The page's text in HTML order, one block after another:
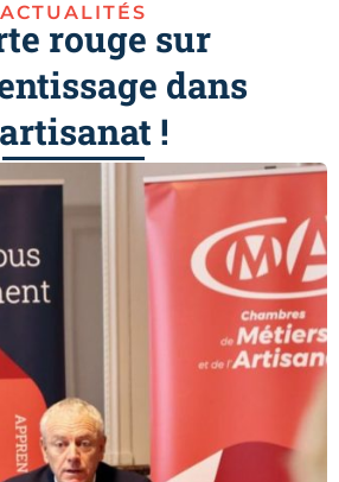
ACTUALITÉS
rouge sur
dans
!